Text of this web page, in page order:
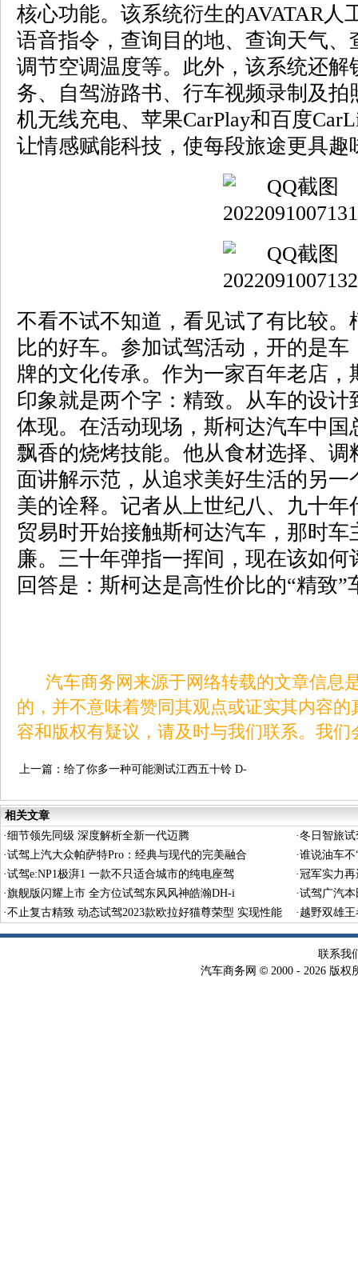
核心功能。该系统衍生的AVATAR人
语音指令，查询目的地、查询天气
调节空调温度等。此外，该系统还解
务、自驾游路书、行车视频录制及
机无线充电、苹果CarPlay和百度
让情感赋能科技，使每段旅途更具趣
不看不试不知道，看见试了有比较
比的好车。参加试驾活动，开的是
牌的文化传承。作为一家百年老店
印象就是两个字：精致。从车的设
体现。在活动现场，斯柯达汽车中
飘香的烧烤技能。他从食材选择、
面讲解示范，从追求美好生活的另一
美的诠释。记者从上世纪八、九十
贸易时开始接触斯柯达汽车，那时
廉。三十年弹指一挥间，现在该如
回答是：斯柯达是高性价比的“精致”
汽车商务网来源于网络转载的文章信息
的，并不意味着赞同其观点或证实其内容
容和版权有疑议，请及时与我们联系。我
上一篇： 给了你多一种可能测试江西五十铃 D-
相关文章
·细节领先同级 深度解析全新一代迈腾 ·冬日智旅
·试驾上汽大众帕萨特Pro：经典与现代的完美融合 ·谁说油车不
·试驾e:NP1极湃1 一款不只适合城市的纯电座驾 ·冠军实力
·旗舰版闪耀上市 全方位试驾东风风神皓瀚DH-i ·试驾广汽本
·不止复古精致 动态试驾2023款欧拉好猫尊荣型 实现性能
自由
· 越野双雄
联系我
汽车商务网 © 2000 - 2026 版权